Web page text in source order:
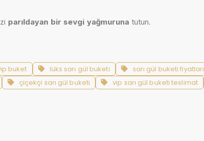
parıldayan bir sevgi yağmuruna tutun.
buket lüks sarı gül buketi sarı gül buketi fiyatları
çiçekçi sarı gül buketi vip sarı gül buketi teslimat